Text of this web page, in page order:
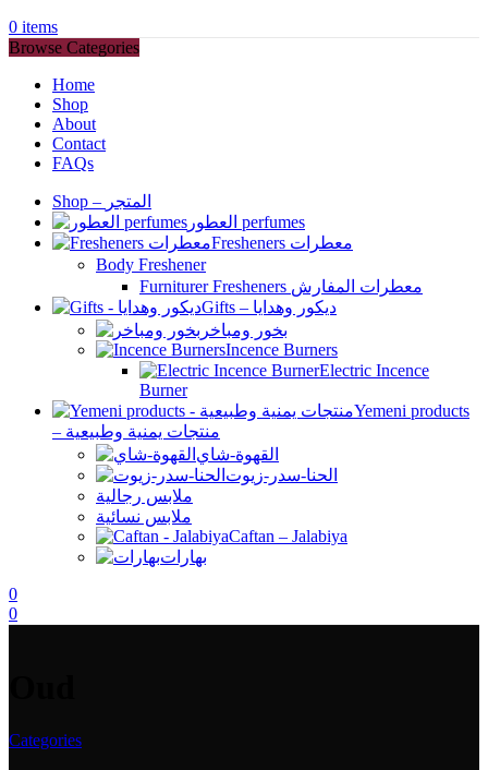
0 items
Browse Categories
Home
Shop
About
Contact
FAQs
Shop – المتجر
العطور perfumes
Fresheners معطرات
Body Freshener
Furniturer Fresheners معطرات المفارش
Gifts – ديكور وهدايا
بخور ومباخر
Incence Burners
Electric Incence
Burner
Yemeni products
– منتجات يمنية وطبيعية
القهوة-شاي
الحنا-سدر-زيوت
ملابس رجالية
ملابس نسائية
Caftan – Jalabiya
بهارات
0
0
Categories